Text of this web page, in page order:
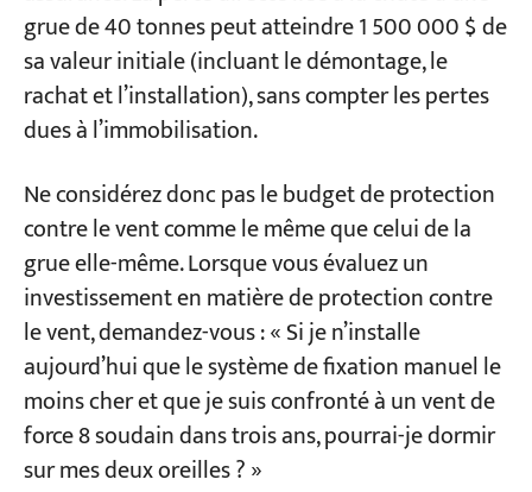
grue de 40 tonnes peut atteindre 1 500 000 $ de
sa valeur initiale (incluant le démontage, le
rachat et l’installation), sans compter les pertes
dues à l’immobilisation.
Ne considérez donc pas le budget de protection
contre le vent comme le même que celui de la
grue elle-même. Lorsque vous évaluez un
investissement en matière de protection contre
le vent, demandez-vous : « Si je n’installe
aujourd’hui que le système de fixation manuel le
moins cher et que je suis confronté à un vent de
force 8 soudain dans trois ans, pourrai-je dormir
sur mes deux oreilles ? »